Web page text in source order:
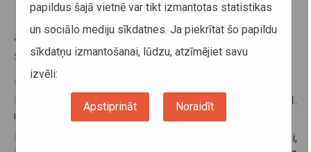
Par ziemas riepām un to
aprīkošanu ar ķēdēm ziemas
sezonā Francijā
04. decembris 2025
Dažos kalnu reģionos laikposmā no 1. novembra līdz 31.
martam ziemas aprīkojums ir obligāts.
Kalnu reģioni: Alpi, Korsika, Centrālais masīvs, Jura kalni,
papildus šajā vietnē var tikt izmantotas statistikas
un sociālo mediju sīkdatnes. Ja piekrītat šo papildu
sīkdatņu izmantošanai, lūdzu, atzīmējiet savu
izvēli:
Apstiprināt Noraidīt